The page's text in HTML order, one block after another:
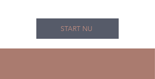
START NU